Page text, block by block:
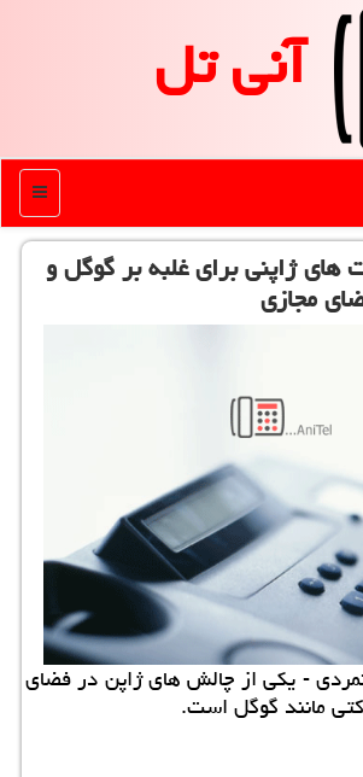
آنی تل
منو
ژاپنی برای غلبه بر گوگل و
مجازی
- یكی از چالش های ژاپن در فضای
مانند گوگل است.